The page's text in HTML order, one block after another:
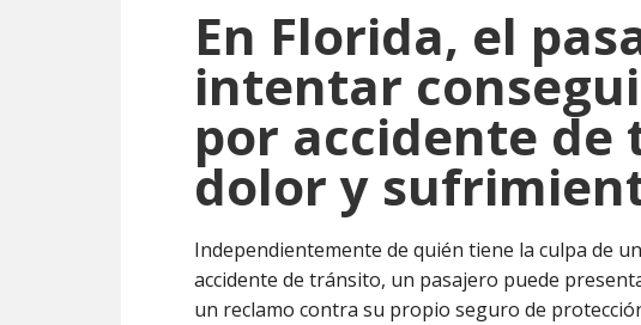
En Florida, el
intentar
por accidente
dolor y
Independientemente de quién tiene la culpa de un
accidente de tránsito, un pasajero puede
un reclamo contra su propio seguro de